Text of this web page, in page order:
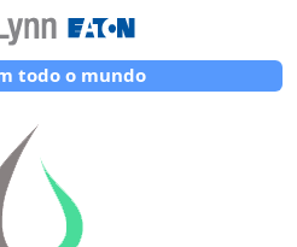
todo o mundo